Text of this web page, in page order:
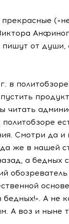
пишут от
в
читать
Смотри да и
же в нашей
а
бедных!». А
А воз и ныне